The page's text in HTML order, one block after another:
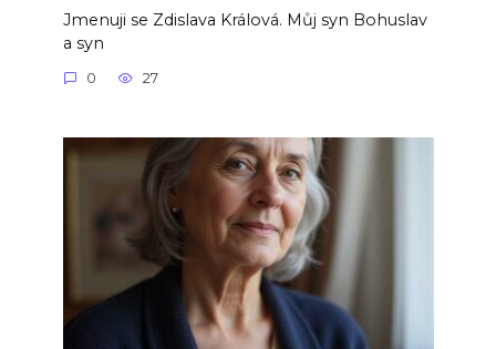
Jmenuji se Zdislava Králová. Můj syn Bohuslav
a syn
0 27